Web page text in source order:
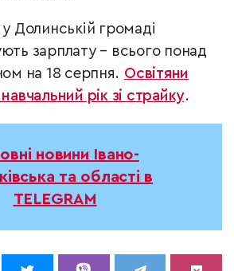
Долинській громаді
зарплату – всього понад
на 18 серпня. Освітяни
рік зі страйку.
новини Івано-
та області в
TELEGRAM